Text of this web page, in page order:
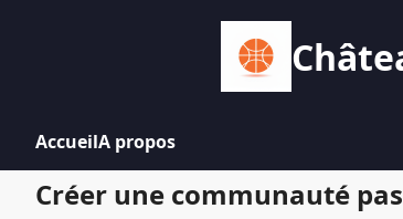
AccueilA propos
Créer une communauté